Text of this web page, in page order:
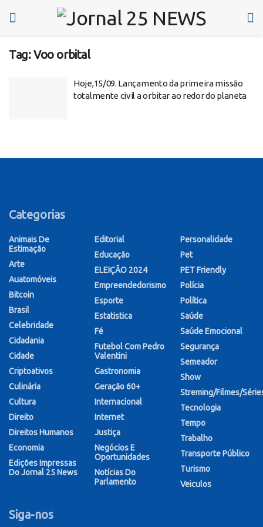
Tag:Voo orbital
Hoje,15/09. Lançamento da primeira missão
totalmente civil a orbitar ao redor do planeta
Categorias
Animais De
Estimação
Arte
Auatomóveis
Bitcoin
Brasil
Celebridade
Cidadania
Cidade
Criptoativos
Culinária
Cultura
Direito
Direitos Humanos
Economia
Edições Impressas
Do Jornal 25 News
Editorial
Educação
ELEIÇÃO 2024
Empreendedorismo
Esporte
Estatistica
Fé
Futebol Com Pedro
Valentini
Gastronomia
Geração 60+
Internacional
Internet
Justiça
Negócios E
Oportunidades
Notícias Do
Parlamento
Personalidade
Pet
PET Friendly
Polícia
Política
Saúde
Saúde Emocional
Segurança
Semeador
Show
Streming/Filmes/
Tecnologia
Tempo
Trabalho
Transporte Público
Turismo
Veiculos
Siga-nos